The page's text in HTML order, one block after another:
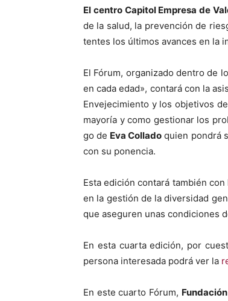
El cen­tro Capi­tol Empre­sa de
de la salud, la pre­ven­ción de
tentes los últi­mos avances en la
El Fórum, orga­ni­za­do den­tro de
en cada edad», con­tará con la
Enve­jec­imien­to y los obje­tivos
may­oría y como ges­tionar los
go de Eva Col­la­do quien pon­drá
con su ponen­cia.
Esta edi­ción con­tará tam­bién
en la gestión de la diver­si­dad
que ase­guren unas condi­ciones
En esta cuar­ta edi­ción, por
per­sona intere­sa­da podrá ver la
En este cuar­to Fórum,